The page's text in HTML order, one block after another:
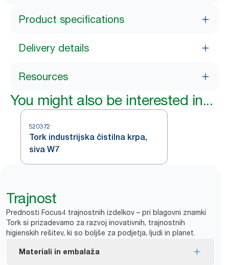
Product specifications
Delivery details
Resources
You might also be interested in...
520372
Tork industrijska čistilna krpa,
siva W7
Trajnost
Prednosti Focus4 trajnostnih izdelkov – pri blagovni znamki
Tork si prizadevamo za razvoj inovativnih, trajnostnih
higienskih rešitev, ki so boljše za podjetja, ljudi in planet.
Materiali in embalaža